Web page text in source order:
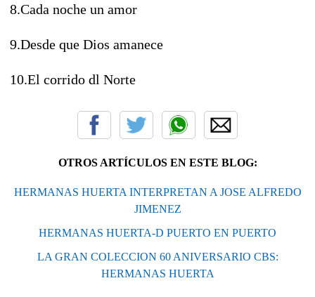
8.Cada noche un amor
9.Desde que Dios amanece
10.El corrido dl Norte
OTROS ARTÍCULOS EN ESTE BLOG:
HERMANAS HUERTA INTERPRETAN A JOSE ALFREDO
JIMENEZ
HERMANAS HUERTA-D PUERTO EN PUERTO
LA GRAN COLECCION 60 ANIVERSARIO CBS:
HERMANAS HUERTA